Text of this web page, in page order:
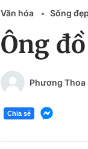
Văn hóa Sống đẹp
Ông
Phương Thoa
Chia sẻ